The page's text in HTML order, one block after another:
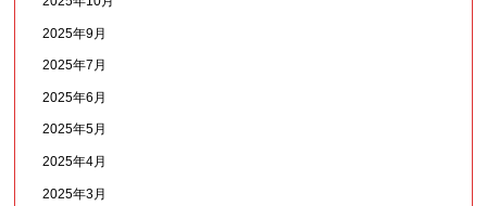
2025年9月
2025年7月
2025年6月
2025年5月
2025年4月
2025年3月